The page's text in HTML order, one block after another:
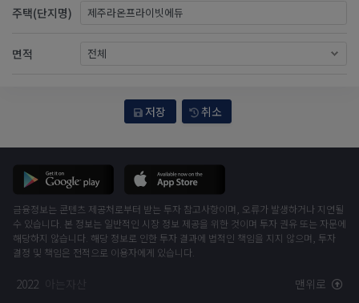
주택(단지명)
면적
저장 취소
금융정보는 콘텐츠 제공처로부터 받는 투자 참고사항이며, 오류가 발생하거나 지연될
수 있습니다. 본 정보는 일반적인 시장 정보 제공을 위한 것이며 투자 권유 또는 자문에
해당하지 않습니다. 해당 정보로 인한 투자 결과에 법적인 책임을 지지 않으며, 투자
결정 및 책임은 전적으로 이용자에게 있습니다.
2022 아는자산 맨위로